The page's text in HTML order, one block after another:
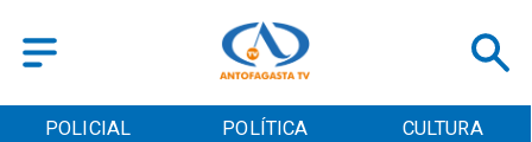
POLÍTICA CULTURA DEPORTES